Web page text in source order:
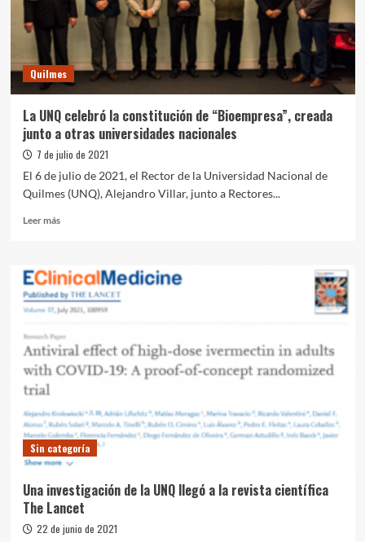
planta
del
personal
administrativo
y
Quilmes
La UNQ celebró la constitución de “Bioempresa”, creada
junto a otras universidades nacionales
7 de julio de 2021
El 6 de julio de 2021, el Rector de la Universidad Nacional de
Quilmes (UNQ), Alejandro Villar, junto a Rectores...
Leer másLeer
UNQ
celebró
la
de
“Bioempresa”,
creada
otras
universidades
nacionales
Sin categoría
Una investigación de la UNQ llegó a la revista científica
The Lancet
22 de junio de 2021